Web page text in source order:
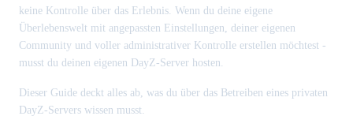
keine Kontrolle über das Erlebnis. Wenn du deine eigene
Überlebenswelt mit angepassten Einstellungen, deiner eigenen
Community und voller administrativer Kontrolle erstellen möchtest -
musst du deinen eigenen DayZ-Server hosten.
Dieser Guide deckt alles ab, was du über das Betreiben eines privaten
DayZ-Servers wissen musst.